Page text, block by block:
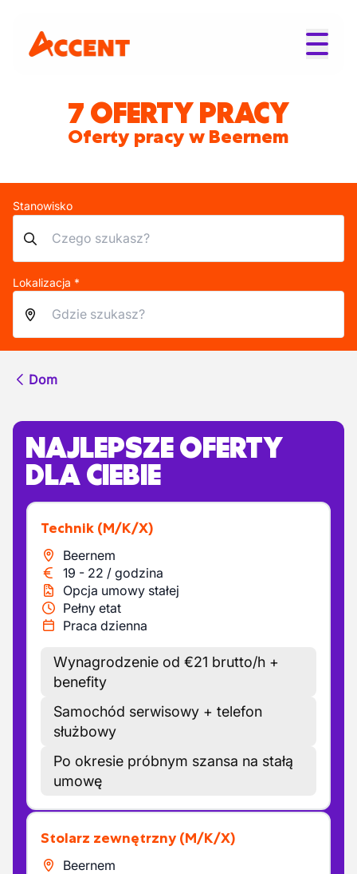
7 OFERTY PRACY
Oferty pracy w Beernem
Stanowisko
Lokalizacja *
Dom
NAJLEPSZE OFERTY
DLA CIEBIE
Technik (M/K/X)
Beernem
19 - 22 / godzina
Opcja umowy stałej
Pełny etat
Praca dzienna
Wynagrodzenie od €21 brutto/h +
benefity
Samochód serwisowy + telefon
służbowy
Po okresie próbnym szansa na stałą
umowę
Stolarz zewnętrzny (M/K/X)
Beernem